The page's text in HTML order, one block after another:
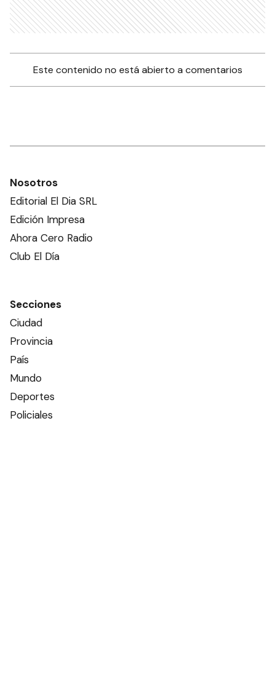
Este contenido no está abierto a comentarios
Nosotros
Editorial El Dia SRL
Edición Impresa
Ahora Cero Radio
Club El Día
Secciones
Ciudad
Provincia
País
Mundo
Deportes
Policiales